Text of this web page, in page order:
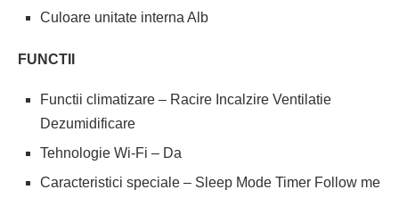
Culoare unitate interna Alb
FUNCTII
Functii climatizare – Racire Incalzire Ventilatie
Dezumidificare
Tehnologie Wi-Fi – Da
Caracteristici speciale – Sleep Mode Timer Follow me